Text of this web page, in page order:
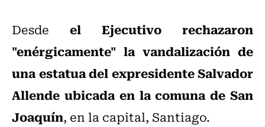
Desde el Ejecutivo rechazaron
"enérgicamente" la vandalización de
una estatua del expresidente Salvador
Allende ubicada en la comuna de San
Joaquín, en la capital, Santiago.